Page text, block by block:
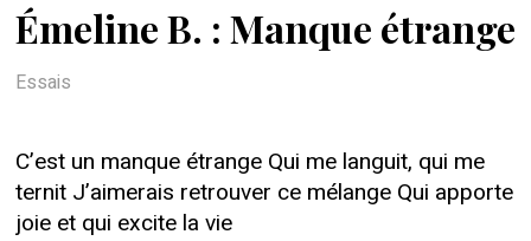
Émeline B. : Manque étrange
Essais
C’est un manque étrange Qui me languit, qui me
ternit J’aimerais retrouver ce mélange Qui apporte
joie et qui excite la vie